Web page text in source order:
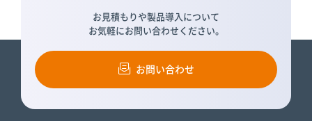
お見積もりや製品導入について
お気軽にお問い合わせください。
お問い合わせ